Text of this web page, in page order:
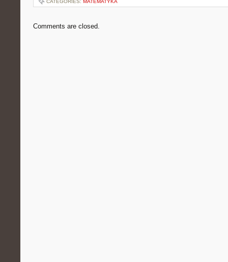
CATEGORIES: MATEMATYKA
Comments are closed.